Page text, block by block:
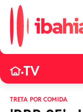
•TV
TRETA POR COMIDA